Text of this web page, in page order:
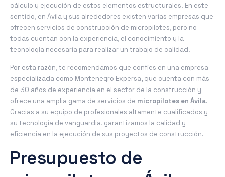
cálculo y ejecución de estos elementos estructurales. En este
sentido, en Ávila y sus alrededores existen varias empresas que
ofrecen servicios de construcción de micropilotes, pero no
todas cuentan con la experiencia, el conocimiento y la
tecnología necesaria para realizar un trabajo de calidad.
Por esta razón, te recomendamos que confíes en una empresa
especializada como Montenegro Expersa, que cuenta con más
de 30 años de experiencia en el sector de la construcción y
ofrece una amplia gama de servicios de micropilotes en Ávila.
Gracias a su equipo de profesionales altamente cualificados y
su tecnología de vanguardia, garantizamos la calidad y
eficiencia en la ejecución de sus proyectos de construcción.
Presupuesto de